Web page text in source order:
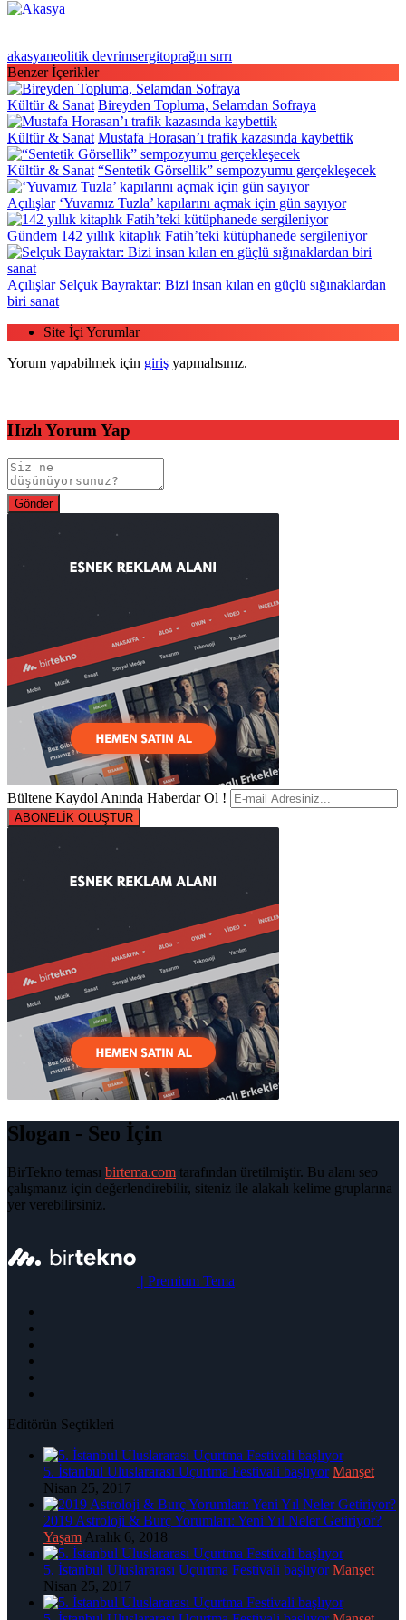
akasyaneolitik devrimsergitoprağın sırrı
Benzer İçerikler
Kültür & Sanat Bireyden Topluma, Selamdan Sofraya
Kültür & Sanat Mustafa Horasan’ı trafik kazasında kaybettik
Kültür & Sanat “Sentetik Görsellik” sempozyumu gerçekleşecek
Açılışlar ‘Yuvamız Tuzla’ kapılarını açmak için gün sayıyor
Gündem 142 yıllık kitaplık Fatih’teki kütüphanede sergileniyor
Açılışlar Selçuk Bayraktar: Bizi insan kılan en güçlü sığınaklardan
biri sanat
Site İçi Yorumlar
Yorum yapabilmek için giriş yapmalısınız.
Hızlı Yorum Yap
Bültene Kaydol Anında Haberdar Ol !
ABONELİK OLUŞTUR
Slogan - Seo İçin
BirTekno teması birtema.com tarafından üretilmiştir. Bu alanı seo
çalışmanız için değerlendirebilir, siteniz ile alakalı kelime gruplarına
yer verebilirsiniz.
| Premium Tema
Editörün Seçtikleri
5. İstanbul Uluslararası Uçurtma Festivali başlıyor Manşet
Nisan 25, 2017
2019 Astroloji & Burç Yorumları: Yeni Yıl Neler Getiriyor?
Yaşam Aralık 6, 2018
5. İstanbul Uluslararası Uçurtma Festivali başlıyor Manşet
Nisan 25, 2017